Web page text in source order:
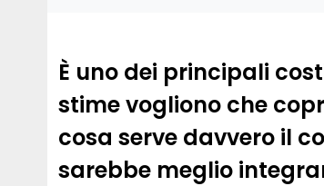
È uno dei principali
stime vogliono che
cosa serve davvero il
sarebbe meglio